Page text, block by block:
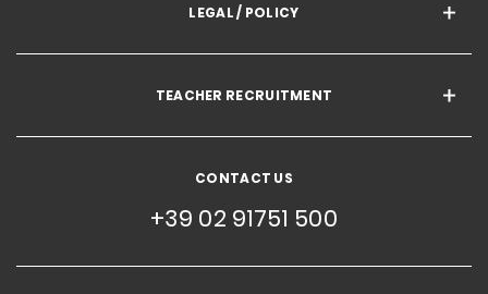
LEGAL / POLICY
TEACHER RECRUITMENT
CONTACT US
+39 02 91751 500